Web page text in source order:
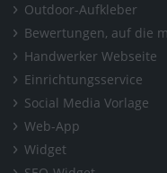
Outdoor-Aufkleber
Bewertungen, auf die
Handwerker Webseite
Einrichtungsservice
Social Media Vorlage
Web-App
Widget